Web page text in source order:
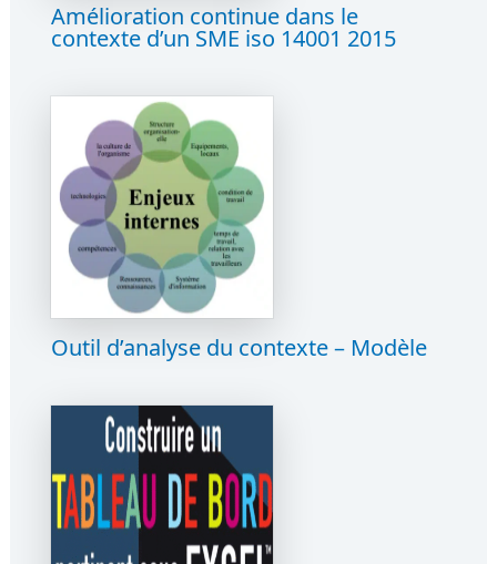
Amélioration continue dans le
contexte d’un SME iso 14001 2015
Outil d’analyse du contexte – Modèle